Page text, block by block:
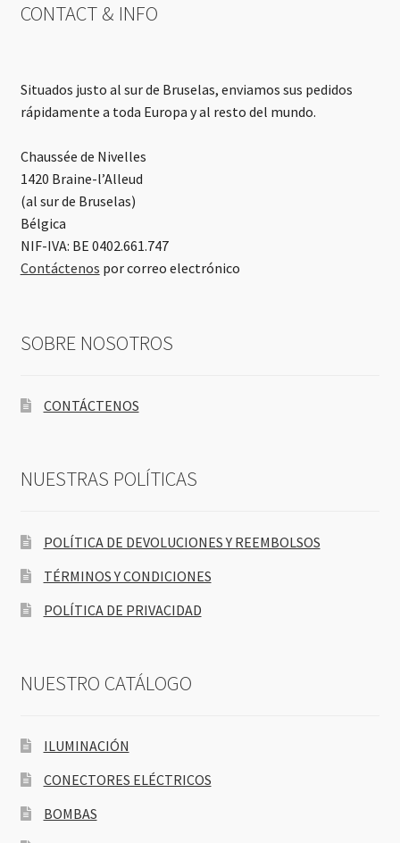
CONTACT & INFO
Situados justo al sur de Bruselas, enviamos sus pedidos
rápidamente a toda Europa y al resto del mundo.
Chaussée de Nivelles
1420 Braine-l’Alleud
(al sur de Bruselas)
Bélgica
NIF-IVA: BE 0402.661.747
Contáctenos por correo electrónico
SOBRE NOSOTROS
CONTÁCTENOS
NUESTRAS POLÍTICAS
POLÍTICA DE DEVOLUCIONES Y REEMBOLSOS
TÉRMINOS Y CONDICIONES
POLÍTICA DE PRIVACIDAD
NUESTRO CATÁLOGO
ILUMINACIÓN
CONECTORES ELÉCTRICOS
BOMBAS